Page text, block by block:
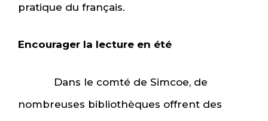
pratique du français.
Encourager la lecture en été
Dans le comté de Simcoe, de
nombreuses bibliothèques offrent des